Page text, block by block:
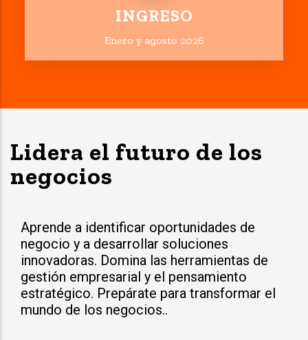
INGRESO
Enero y agosto 2026
Lidera el futuro de los
negocios
Aprende a identificar oportunidades de
negocio y a desarrollar soluciones
innovadoras. Domina las herramientas de
gestión empresarial y el pensamiento
estratégico. Prepárate para transformar el
mundo de los negocios..